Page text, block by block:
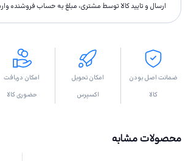
ارسال و تاييد كالا توسط مشتری، مبلغ به حساب فروشنده
ضمانت اصل بودن
کالا
امکان تحویل
اکسپرس
امکان دریافت
حضوری کالا
محصولات مشابه